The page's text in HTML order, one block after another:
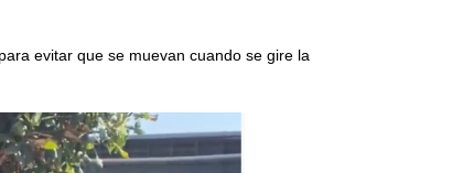
evitar que se muevan cuando se gire la